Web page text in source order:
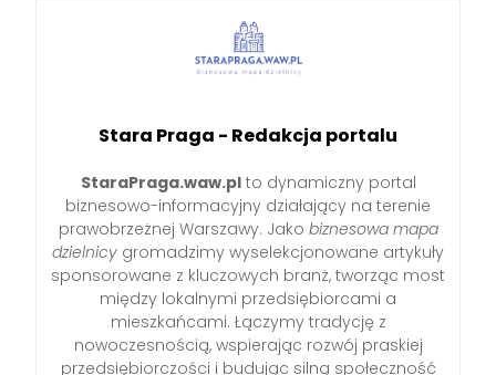
Stara Praga - Redakcja portalu
StaraPraga.waw.plto dynamiczny portal
biznesowo-informacyjny działający na terenie
prawobrzeżnej Warszawy. Jako biznesowa mapa
dzielnicy gromadzimy wyselekcjonowane artykuły
sponsorowane z kluczowych branż, tworząc most
między lokalnymi przedsiębiorcami a
mieszkańcami. Łączymy tradycję z
nowoczesnością, wspierając rozwój praskiej
przedsiębiorczości i budując silną społeczność